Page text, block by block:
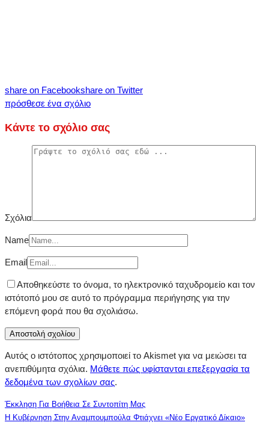
share on Facebookshare on Twitter
πρόσθεσε ένα σχόλιο
Κάντε το σχόλιο σας
Σχόλια
Name
Email
Αποθηκεύστε το όνομα, το ηλεκτρονικό ταχυδρομείο και τον
ιστότοπό μου σε αυτό το πρόγραμμα περιήγησης για την
επόμενη φορά που θα σχολιάσω.
Αυτός ο ιστότοπος χρησιμοποιεί το Akismet για να μειώσει τα
ανεπιθύμητα σχόλια. Μάθετε πώς υφίστανται επεξεργασία τα
δεδομένα των σχολίων σας.
Έκκληση Για Βοήθεια Σε Συντοπίτη Μας
Η Κυβέρνηση Στην Αναμπουμπούλα Φτιάχνει «νέο Εργατικό Δίκαιο»